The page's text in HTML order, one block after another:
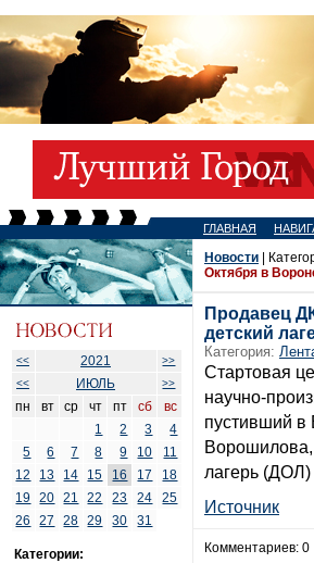
ГЛАВНАЯ
<< 2021
>>
<<
ИЮЛЬ >>
пн вт ср чт пт сб
вс
1
2 3
4
5
6 7 8 9 10
11
12
13 14 15 16 17
18
19
20 21 22 23 24
25
26
27 28 29 30 31
Категории:
Новости |
Октября в
Продавец
детский
Категория:
Стартовая
научно-
пустивший в
Ворошилова,
лагерь
Источник
Комментариев: 0